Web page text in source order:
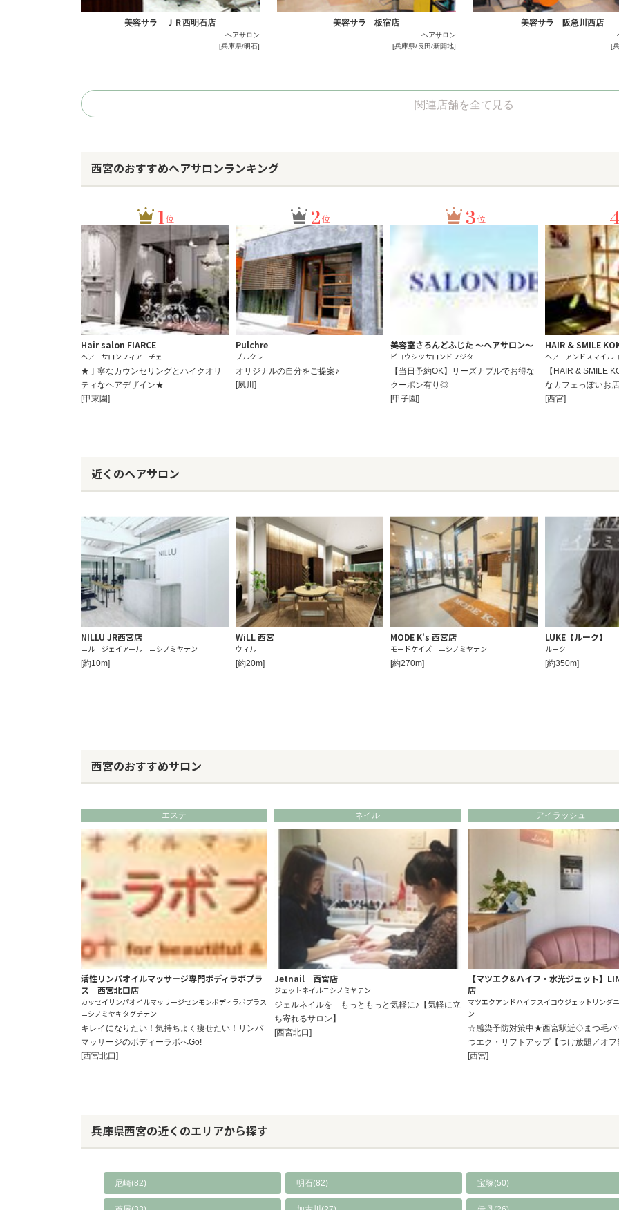
美容サラ ＪＲ西明石店
ヘアサロン
[兵庫県/明石]
美容サラ 板宿店
ヘアサロン
[兵庫県/長田/新開地]
美容サラ 阪急川西店
[
関連店舗を全て見る
西宮のおすすめヘアサロンランキング
1位
Hair salon FIARCE
ヘアーサロンフィアーチェ
★丁寧なカウンセリングとハイクオリ
ティなヘアデザイン★
[甲東園]
2 位
Pulchre
プルクレ
オリジナルの自分をご提案♪
[夙川]
3 位
美容室さろんどふじた ～ヘアサロン～
ビヨウシツサロンドフジタ
【当日予約OK】リーズナブルでお得な
クーポン有り◎
[甲子園]
HAIR & SMILE
ヘアーアンドスマイル
【HAIR & SMILE
なカフェっぽいお
[西宮]
近くのヘアサロン
NILLU JR西宮店
ニル ジェイアール ニシノミヤテン
[約10m]
WiLL 西宮
ウィル
[約20m]
MODE K's 西宮店
モードケイズ ニシノミヤテン
[約270m]
LUKE【ルーク】
ルーク
[約350m]
西宮のおすすめサロン
エステ
活性リンパオイルマッサージ専門ボディラボプラ
ス 西宮北口店
カッセイリンパオイルマッサージセンモンボディラボプラス
ニシノミヤキタグチテン
キレイになりたい！気持ちよく痩せたい！リンパ
マッサージのボディーラボへGo!
[西宮北口]
ネイル
Jetnail 西宮店
ジェットネイルニシノミヤテン
ジェルネイルを もっともっと気軽に♪【気軽に立
ち寄れるサロン】
[西宮北口]
アイラッシュ
【マツエク&ハイフ・水光ジェット】
店
マツエクアンドハイフスイコウジェットリンダ
ン
☆感染予防対策中★西宮駅近◇まつ毛パ
つエク・リフトアップ【つけ放題／オフ
[西宮]
兵庫県西宮の近くのエリアから探す
尼崎(82) 明石(82) 宝塚(50)